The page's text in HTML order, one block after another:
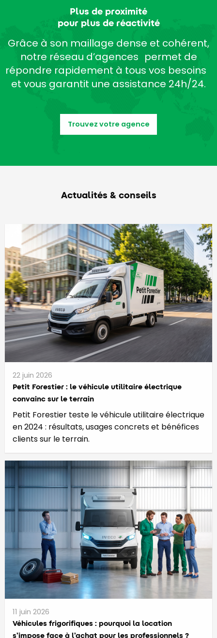
Plus de proximité
pour plus de réactivité
Grâce à son maillage dense et cohérent,
notre réseau d’agences permet de
répondre rapidement à tous vos besoins
et vous garantit une assistance 24h/24.
Trouvez votre agence
Actualités & conseils
22 juin 2026
Petit Forestier : le véhicule utilitaire électrique
convainc sur le terrain
Petit Forestier teste le véhicule utilitaire électrique
en 2024 : résultats, usages concrets et bénéfices
clients sur le terrain.
11 juin 2026
​​​​​Véhicules frigorifiques : pourquoi la location
s’impose face à l’achat pour les professionnels ?